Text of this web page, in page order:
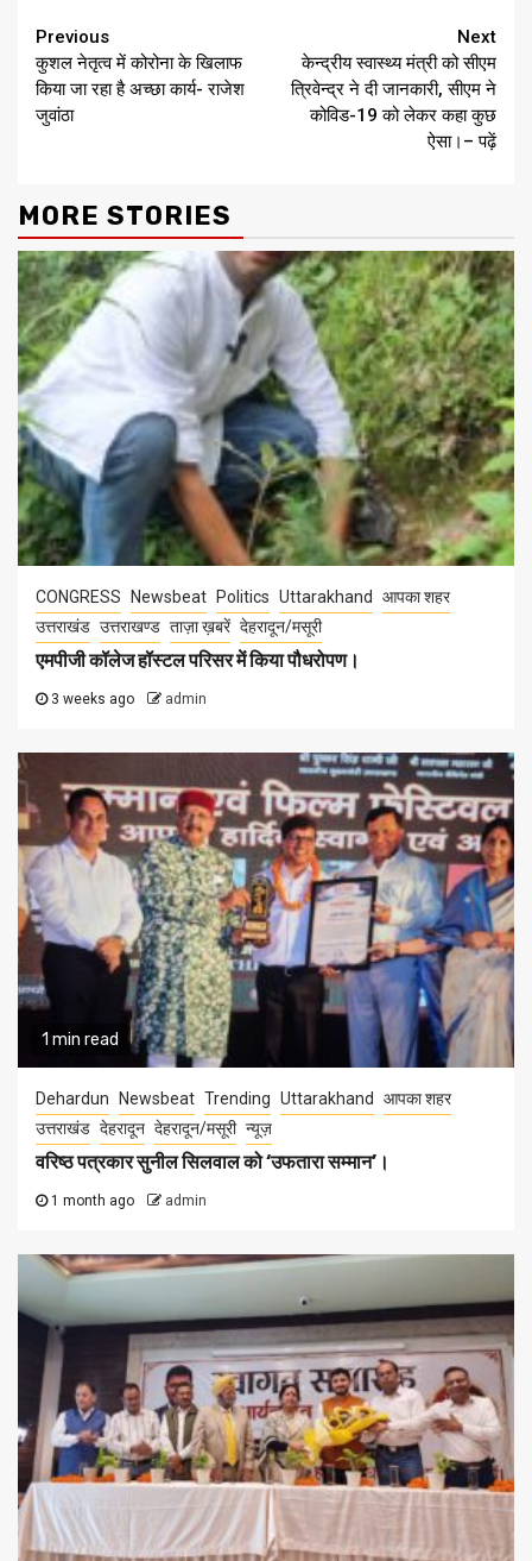
Continue
Reading
Previous
कुशल नेतृत्व में कोरोना के खिलाफ
किया जा रहा है अच्छा कार्य- राजेश
जुवांठा
Next
केन्द्रीय स्वास्थ्य मंत्री को सीएम
त्रिवेन्द्र ने दी जानकारी, सीएम ने
कोविड-19 को लेकर कहा कुछ
ऐसा।– पढ़ें
MORE STORIES
CONGRESS Newsbeat Politics Uttarakhand
आपका शहर
उत्तराखंड उत्तराखण्ड ताज़ा ख़बरें देहरादून/मसूरी
एमपीजी कॉलेज हॉस्टल परिसर में किया पौधरोपण।
3 weeks ago admin
1 min read
Dehardun Newsbeat Trending Uttarakhand
आपका शहर
उत्तराखंड देहरादून देहरादून/मसूरी न्यूज़
वरिष्ठ पत्रकार सुनील सिलवाल को ‘उफतारा सम्मान’।
1 month ago admin